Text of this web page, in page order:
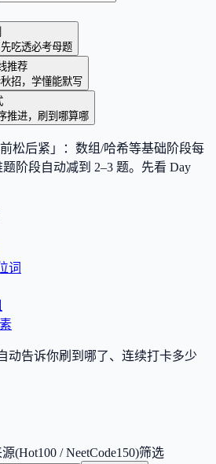
吃透必考母题
推荐
招，学懂能默写
推进，刷到哪算哪
松后紧」：数组/哈希等基础阶段每
阶段自动减到 2–3 题。先看 Day
词
动告诉你刷到哪了、连续打卡多少
(Hot100 / NeetCode150)筛选